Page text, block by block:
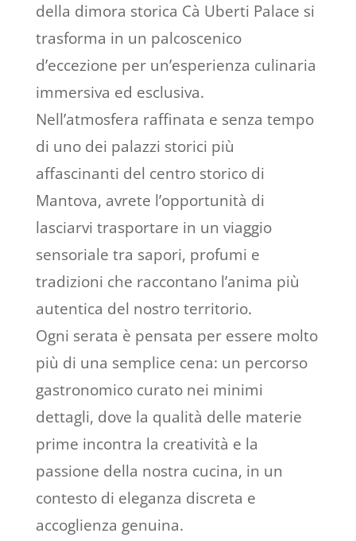
della dimora storica Cà Uberti Palace si
trasforma in un palcoscenico
d’eccezione per un’esperienza culinaria
immersiva ed esclusiva.
Nell’atmosfera raffinata e senza tempo
di uno dei palazzi storici più
affascinanti del centro storico di
Mantova, avrete l’opportunità di
lasciarvi trasportare in un viaggio
sensoriale tra sapori, profumi e
tradizioni che raccontano l’anima più
autentica del nostro territorio.
Ogni serata è pensata per essere molto
più di una semplice cena: un percorso
gastronomico curato nei minimi
dettagli, dove la qualità delle materie
prime incontra la creatività e la
passione della nostra cucina, in un
contesto di eleganza discreta e
accoglienza genuina.